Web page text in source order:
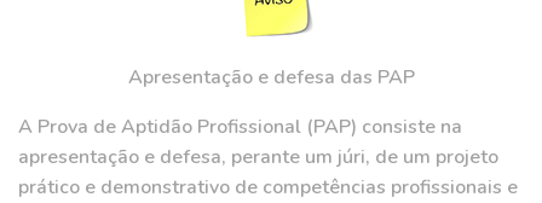
Apresentação e defesa das PAP
A Prova de Aptidão Profissional (PAP) consiste na
apresentação e defesa, perante um júri, de um projeto
prático e demonstrativo de competências profissionais e